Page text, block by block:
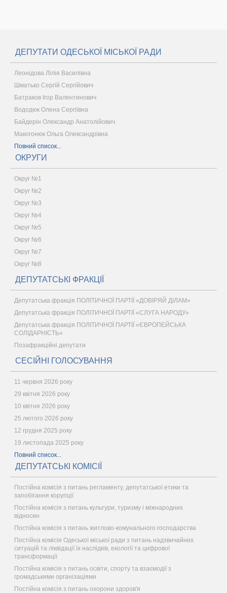
ДЕПУТАТИ ОДЕСЬКОЇ МІСЬКОЇ РАДИ
Леонідова Лілія Василівна
Шматько Сергій Сергійович
Батраков Ігор Валентинович
Вододюк Олена Сергіївна
Байдерін Олександр Анатолійович
Макогонюк Ольга Олександрівна
Повний список...
ОКРУГИ
Округ №1
Округ №2
Округ №3
Округ №4
Округ №5
Округ №6
Округ №7
Округ №8
ДЕПУТАТСЬКІ ФРАКЦІЇ
Депутатська фракція ПОЛІТИЧНОЇ ПАРТІЇ «ДОВІРЯЙ ДІЛАМ»
Депутатська фракція ПОЛІТИЧНОЇ ПАРТІЇ «СЛУГА НАРОДУ»
Депутатська фракція ПОЛІТИЧНОЇ ПАРТІЇ «ЄВРОПЕЙСЬКА
СОЛІДАРНІСТЬ»
Позафракційні депутати
СЕСІЙНІ ГОЛОСУВАННЯ
11 червня 2026 року
29 квітня 2026 року
10 квітня 2026 року
25 лютого 2026 року
12 грудня 2025 року
19 листопада 2025 року
Повний список...
ДЕПУТАТСЬКІ КОМІСІЇ
Постійна комісія з питань регламенту, депутатської етики та
запобігання корупції
Постійна комісія з питань культури, туризму і міжнародних
відносин
Постійна комісія з питань житлово-комунального господарства
Постійна комісія Одеської міської ради з питань надзвичайних
ситуацій та ліквідації їх наслідків, екології та цифрової
трансформації
Постійна комісія з питань освіти, спорту та взаємодії з
громадськими організаціями
Постійна комісія з питань охорони здоров'я